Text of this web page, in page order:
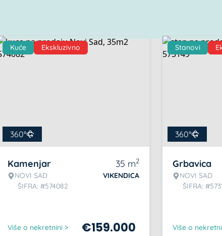
Kuće Ekskluzivno
360°
Kamenjar
NOVI SAD
ŠIFRA: #574082
35 m2
VIKENDICA
Više o nekretnini > €159.000
Stanovi
360°
Grbavica
NOVI SAD
ŠIFRA:
Više o